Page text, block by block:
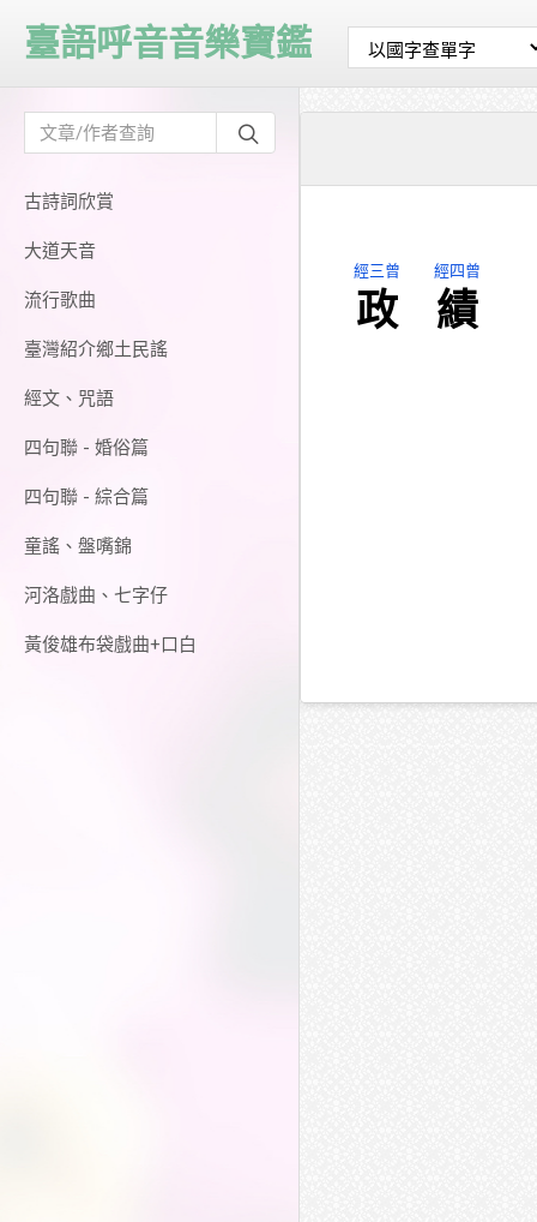
古詩詞欣賞
大道天音
流行歌曲
臺灣紹介鄉土民謠
經文、咒語
四句聯 - 婚俗篇
四句聯 - 綜合篇
童謠、盤嘴錦
河洛戲曲、七字仔
黃俊雄布袋戲曲+口白
臺語呼音音樂寶鑑
經三曾
政
經四曾
績